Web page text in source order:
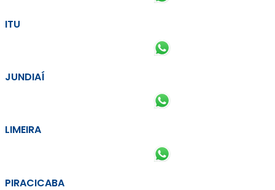
ITU
JUNDIAÍ
LIMEIRA
PIRACICABA